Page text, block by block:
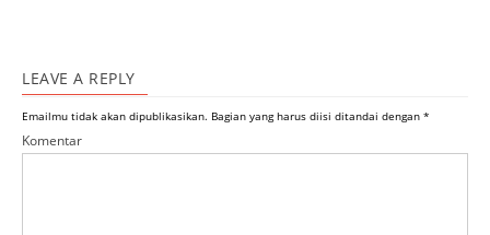
LEAVE A REPLY
Emailmu tidak akan dipublikasikan. Bagian yang harus diisi ditandai dengan *
Komentar